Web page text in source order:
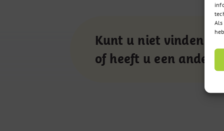
Kunt u niet vinden
of heeft u een andere